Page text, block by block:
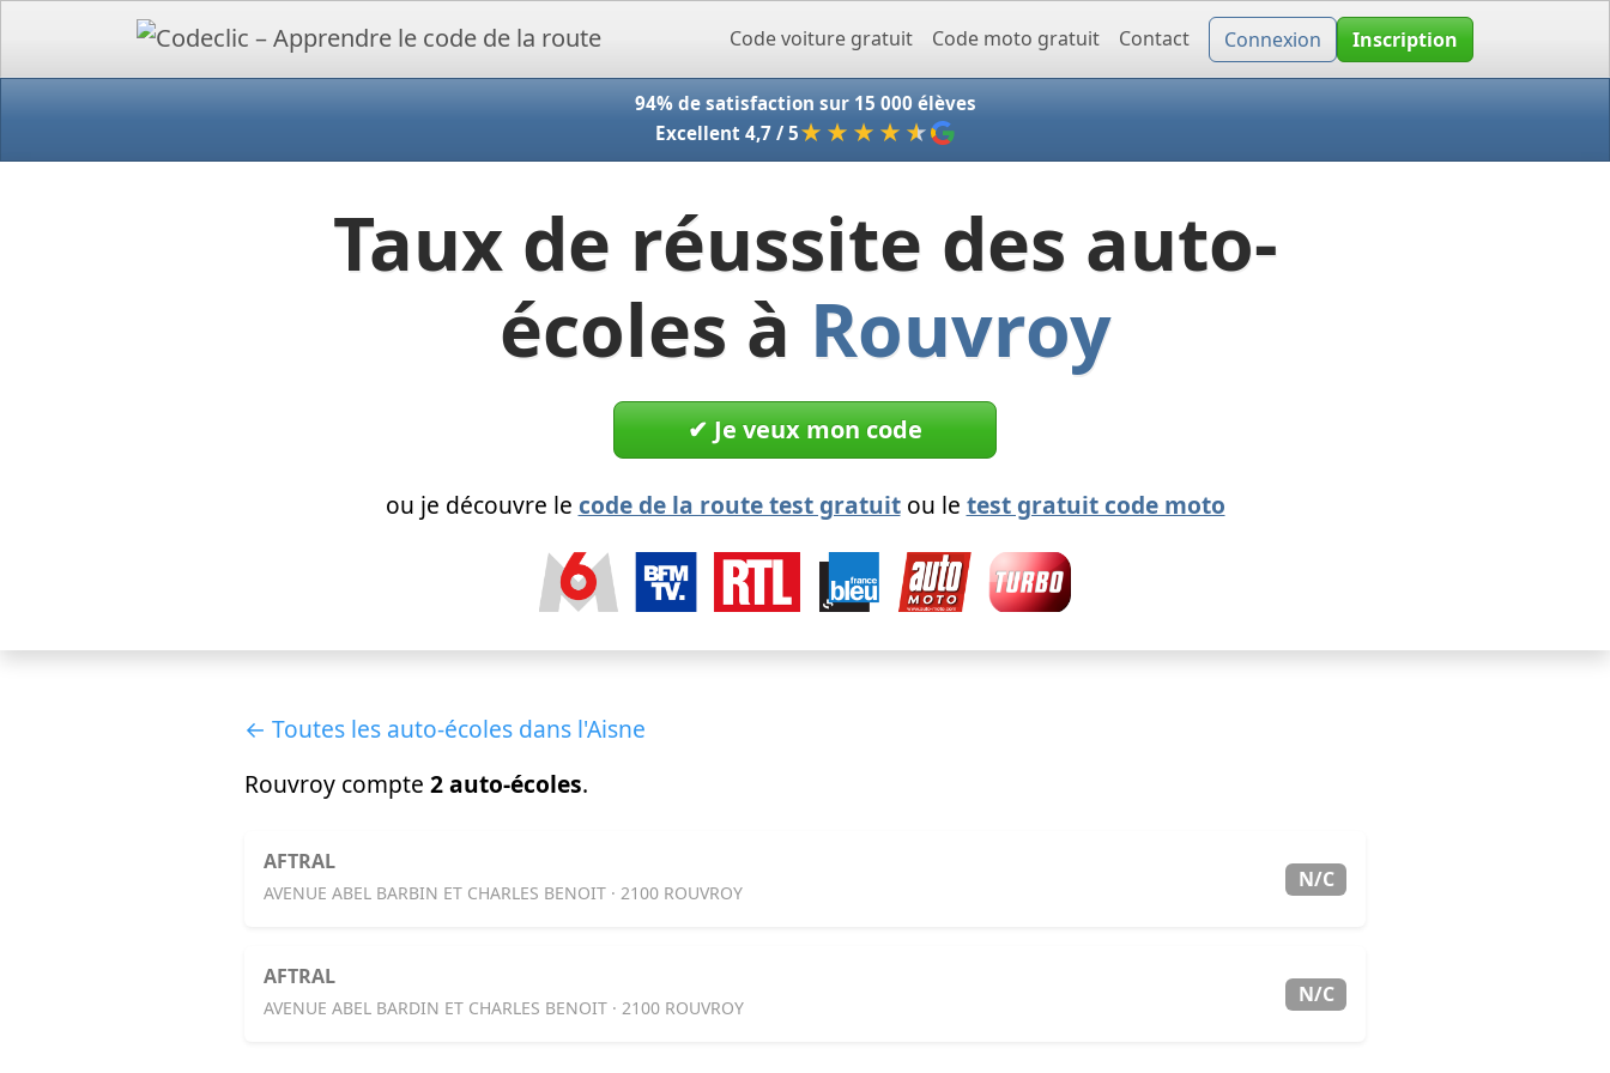
Accueil - CodeclicCode voiture gratuit Code moto gratuit Contact Connexion Inscription
94% de satisfaction sur 15 000 élèves
Excellent 4,7 / 5★★★★ ★
Taux de réussite des auto-
écoles à Rouvroy
✔︎ Je veux mon code
ou je découvre le code de la route test gratuitou le test gratuit code moto
← Toutes les auto-écoles dans l'Aisne
Rouvroy compte 2 auto-écoles.
AFTRAL
AVENUE ABEL BARBIN ET CHARLES BENOIT · 2100 ROUVROY
N/C
AFTRAL
AVENUE ABEL BARDIN ET CHARLES BENOIT · 2100 ROUVROY
N/C